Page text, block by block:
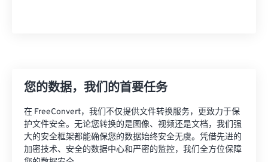
您的数据，我们的首要任务
在 FreeConvert，我们不仅提供文件转换服务，更致力于保
护文件安全。无论您转换的是图像、视频还是文档，我们强
大的安全框架都能确保您的数据始终安全无虞。凭借先进的
加密技术、安全的数据中心和严密的监控，我们全方位保障